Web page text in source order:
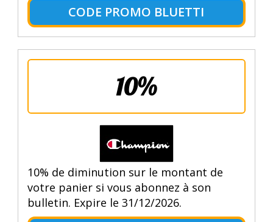
CODE PROMO BLUETTI
10%
10% de diminution sur le montant de
votre panier si vous abonnez à son
bulletin. Expire le 31/12/2026.